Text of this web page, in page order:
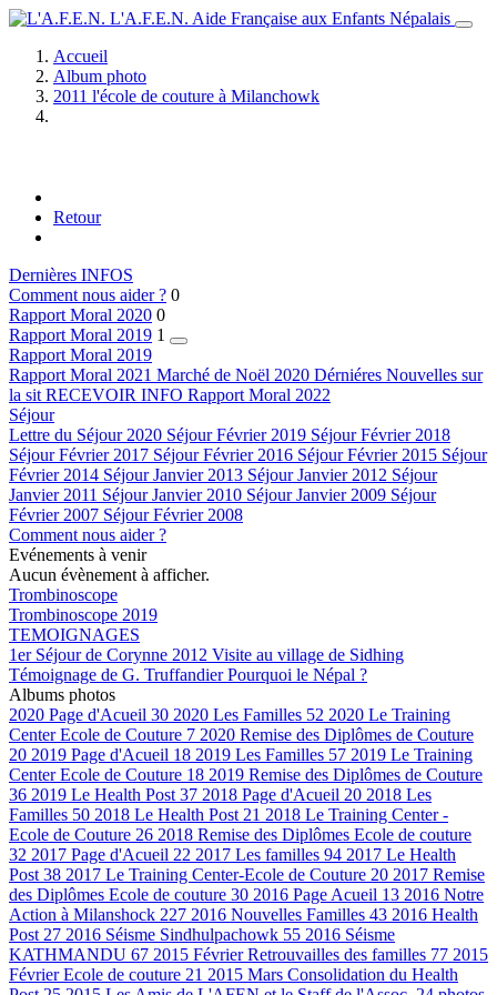
L'A.F.E.N. Aide Française aux Enfants Népalais
Accueil
Album photo
2011 l'école de couture à Milanchowk
Retour
Dernières INFOS
Comment nous aider ? 0
Rapport Moral 2020 0
Rapport Moral 2019 1
Rapport Moral 2019
Rapport Moral 2021 Marché de Noël 2020 Dérniéres Nouvelles sur
la sitRECEVOIR INFO Rapport Moral 2022
Séjour
Lettre du Séjour 2020 Séjour Février 2019 Séjour Février 2018
Séjour Février 2017 Séjour Février 2016 Séjour Février 2015 Séjour
Février 2014 Séjour Janvier 2013 Séjour Janvier 2012 Séjour
Janvier 2011 Séjour Janvier 2010 Séjour Janvier 2009 Séjour
Février 2007 Séjour Février 2008
Comment nous aider ?
Evénements à venir
Aucun évènement à afficher.
Trombinoscope
Trombinoscope 2019
TEMOIGNAGES
1er Séjour de Corynne 2012 Visite au village de Sidhing
Témoignage de G. TruffandierPourquoi le Népal ?
Albums photos
2020 Page d'Acueil 30 2020 Les Familles 52 2020 Le Training
Center Ecole de Couture 7 2020 Remise des Diplômes de Couture
20 2019 Page d'Acueil 18 2019 Les Familles 57 2019 Le Training
Center Ecole de Couture 18 2019 Remise des Diplômes de Couture
36 2019 Le Health Post37 2018 Page d'Acueil 20 2018 Les
Familles 50 2018 Le Health Post21 2018 Le Training Center -
Ecole de Couture 26 2018 Remise des Diplômes Ecole de couture
32 2017 Page d'Acueil 22 2017 Les familles 94 2017 Le Health
Post38 2017 Le Training Center-Ecole de Couture 20 2017 Remise
des Diplômes Ecole de couture 30 2016 Page Acueil 13 2016 Notre
Action à Milanshock 227 2016 Nouvelles Familles 43 2016 Health
Post27 2016 Séisme Sindhulpachowk 55 2016 Séisme
KATHMANDU 67 2015 Février Retrouvailles des familles 77 2015
Février Ecole de couture 21 2015 Mars Consolidation du Health